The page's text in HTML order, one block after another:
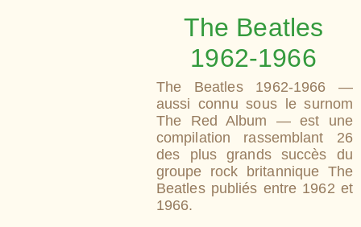
The Beatles
1962-1966
The Beatles 1962-1966 —
aussi connu sous le surnom
The Red Album — est une
compilation rassemblant 26
des plus grands succès du
groupe rock britannique The
Beatles publiés entre 1962 et
1966.